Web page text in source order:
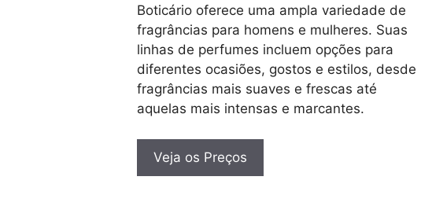
Boticário oferece uma ampla variedade de
fragrâncias para homens e mulheres. Suas
linhas de perfumes incluem opções para
diferentes ocasiões, gostos e estilos, desde
fragrâncias mais suaves e frescas até
aquelas mais intensas e marcantes.
Veja os Preços